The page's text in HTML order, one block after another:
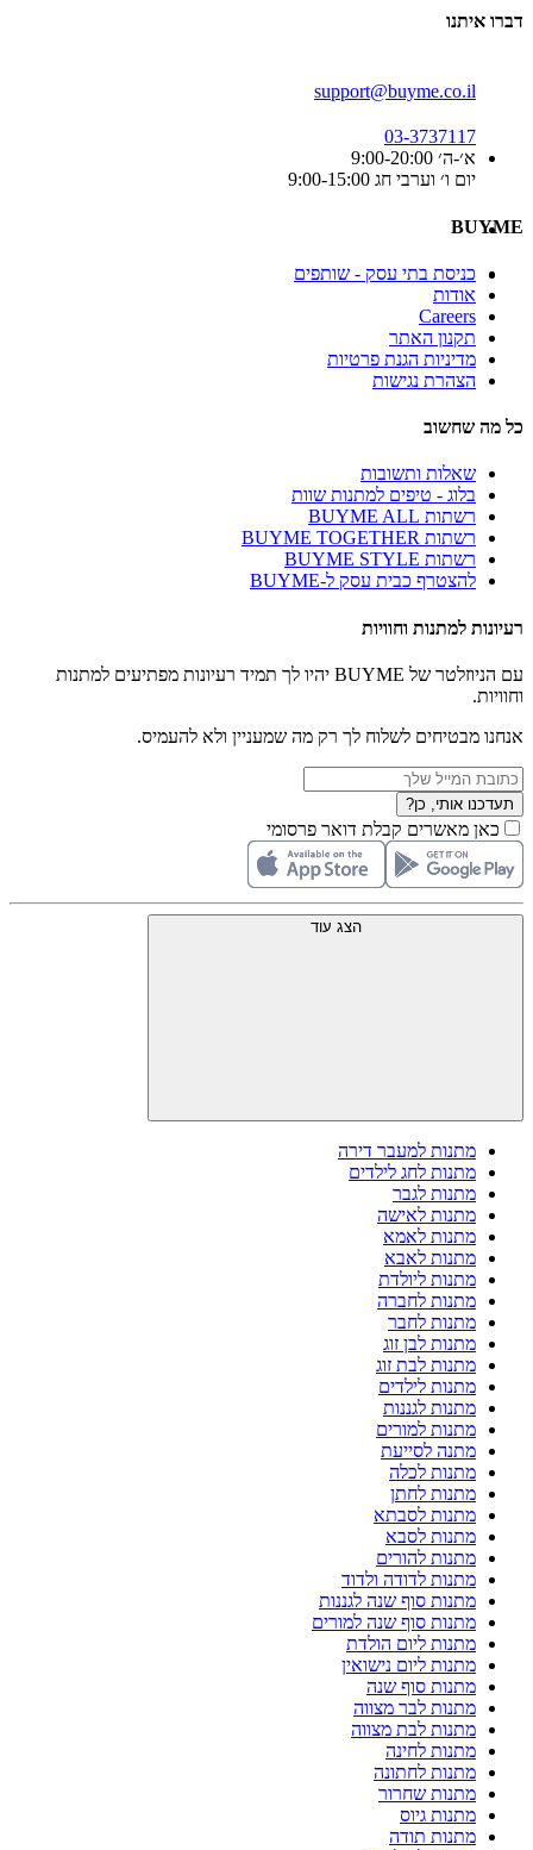
דברו איתנו
support@buyme.co.il
03-3737117
א׳-ה׳ 9:00-20:00
יום ו׳ וערבי חג 9:00-15:00
BUYME
כניסת בתי עסק - שותפים
אודות
Careers
תקנון האתר
מדיניות הגנת פרטיות
הצהרת נגישות
כל מה שחשוב
שאלות ותשובות
בלוג - טיפים למתנות שוות
רשתות BUYME ALL
רשתות BUYME TOGETHER
רשתות BUYME STYLE
להצטרף כבית עסק ל-BUYME
רעיונות למתנות וחוויות
עם הניוזלטר של BUYME יהיו לך תמיד רעיונות מפתיעים למתנות
וחוויות.
אנחנו מבטיחים לשלוח לך רק מה שמעניין ולא להעמיס.
תעדכנו אותי, כן?
כאן מאשרים קבלת דואר פרסומי
הצג עוד
מתנות למעבר דירה
מתנות לחג לילדים
מתנות לגבר
מתנות לאישה
מתנות לאמא
מתנות לאבא
מתנות ליולדת
מתנות לחברה
מתנות לחבר
מתנות לבן זוג
מתנות לבת זוג
מתנות לילדים
מתנות לגננות
מתנות למורים
מתנה לסייעת
מתנות לכלה
מתנות לחתן
מתנות לסבתא
מתנות לסבא
מתנות להורים
מתנות לדודה ולדוד
מתנות סוף שנה לגננות
מתנות סוף שנה למורים
מתנות ליום הולדת
מתנות ליום נישואין
מתנות סוף שנה
מתנות לבר מצווה
מתנות לבת מצווה
מתנות לחינה
מתנות לחתונה
מתנות שחרור
מתנות גיוס
מתנות תודה